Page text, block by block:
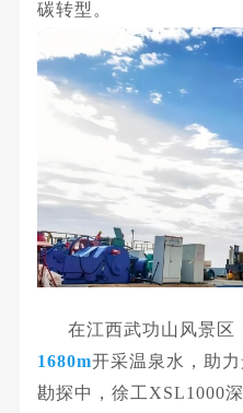
碳转型。
在江西武功山风景区
1680m开采温泉水，助
勘探中，徐工XSL1000